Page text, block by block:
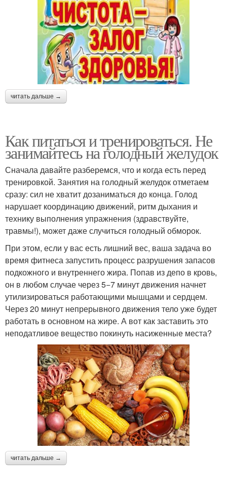
читать дальше →
Как питаться и тренироваться. Не
занимайтесь на голодный желудок
Сначала давайте разберемся, что и когда есть перед
тренировкой. Занятия на голодный желудок отметаем
сразу: сил не хватит дозаниматься до конца. Голод
нарушает координацию движений, ритм дыхания и
технику выполнения упражнения (здравствуйте,
травмы!), может даже случиться голодный обморок.
При этом, если у вас есть лишний вес, ваша задача во
время фитнеса запустить процесс разрушения запасов
подкожного и внутреннего жира. Попав из депо в кровь,
он в любом случае через 5−7 минут движения начнет
утилизироваться работающими мышцами и сердцем.
Через 20 минут непрерывного движения тело уже будет
работать в основном на жире. А вот как заставить это
неподатливое вещество покинуть насиженные места?
читать дальше →